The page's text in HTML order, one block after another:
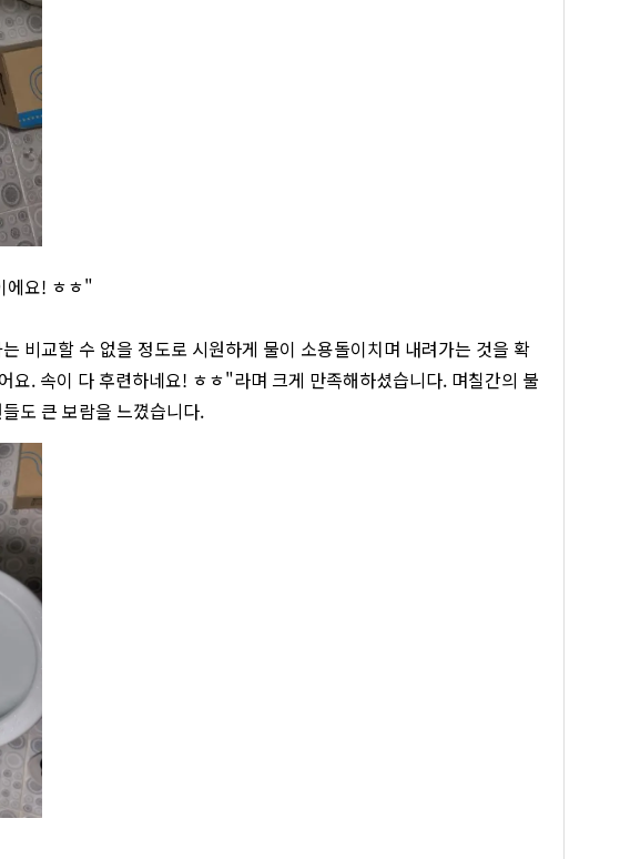
에요! ㅎㅎ"
비교할 수 없을 정도로 시원하게 물이 소용돌이치며 내려가는 것을 확
. 속이 다 후련하네요! ㅎㅎ"라며 크게 만족해하셨습니다. 며칠간의 불
도 큰 보람을 느꼈습니다.